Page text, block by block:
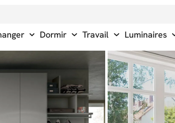
Dormir Travail Luminaires